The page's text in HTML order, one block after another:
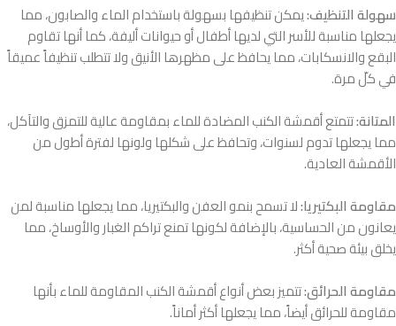
سهولة التنظيف:يمكن تنظيفها بسهولة باستخدام الماء والصابون، مما
يجعلها مناسبة للأسر التي لديها أطفال أو حيوانات أليفة، كما أنها تقاوم
البقع والانسكابات، مما يحافظ على مظهرها الأنيق ولا تتطلب تنظيفاً عميقاً
في كلّ مرة.
المتانة:تتمتع أقمشة الكنب المضادة للماء بمقاومة عالية للتمزق والتآكل،
مما يجعلها تدوم لسنوات، وتحافظ على شكلها ولونها لفترة أطول من
الأقمشة العادية.
مقاومة البكتيريا:لا تسمح بنمو العفن والبكتيريا، مما يجعلها مناسبة لمن
يعانون من الحساسية، بالإضافة لكونها تمنع تراكم الغبار والأوساخ، مما
يخلق بيئة صحية أكثر.
مقاومة الحرائق:تتميز بعض أنواع أقمشة الكنب المقاومة للماء بأنها
مقاومة للحرائق أيضاً، مما يجعلها أكثر أماناً.